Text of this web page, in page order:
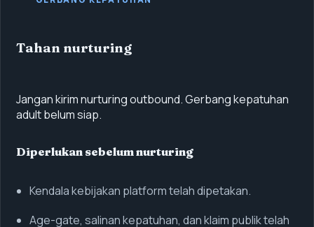
Tahan nurturing
Jangan kirim nurturing outbound. Gerbang kepatuhan
adult belum siap.
Diperlukan sebelum nurturing
Kendala kebijakan platform telah dipetakan.
Age-gate, salinan kepatuhan, dan klaim publik telah